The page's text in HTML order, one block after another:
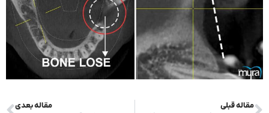
مقاله قبلی مقاله بعدی